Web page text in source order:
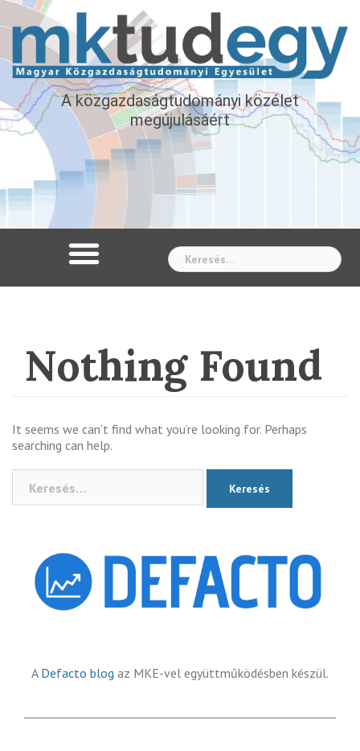
A közgazdaságtudományi közélet
megújulásáért
Nothing Found
It seems we can’t find what you’re looking for. Perhaps
searching can help.
A Defacto blog az MKE-vel együttműködésben készül.